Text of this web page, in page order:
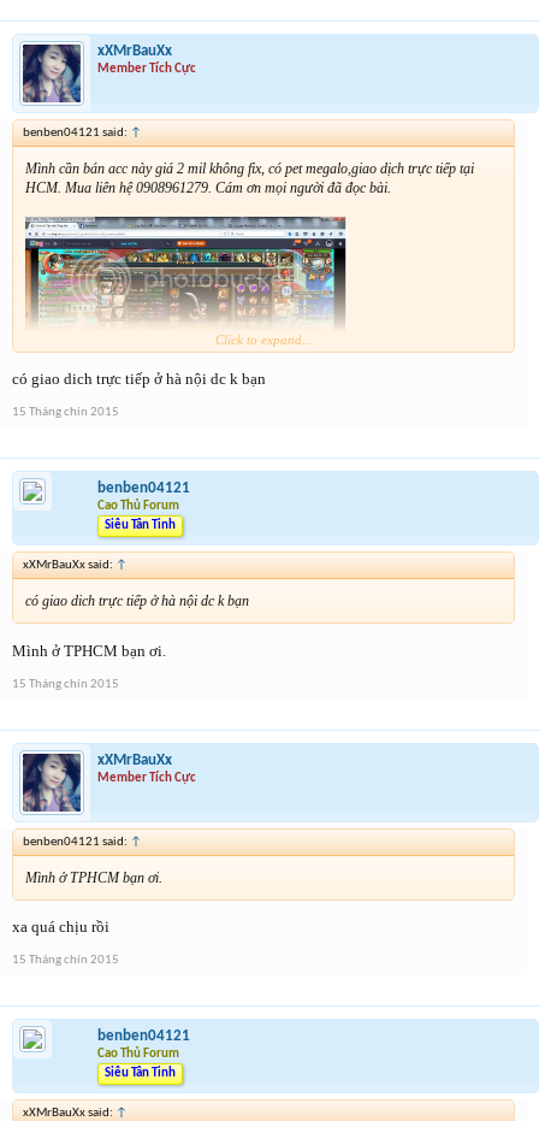
xXMrBauXx
Member Tích Cực
benben04121 said: ↑
Mình cần bán acc này giá 2 mil không fix, có pet megalo,giao dịch trực tiếp tại
HCM. Mua liên hệ 0908961279. Cám ơn mọi người đã đọc bài.
Click to expand...
có giao dich trực tiếp ở hà nội dc k bạn
15 Tháng chín 2015
benben04121
Cao Thủ Forum
Siêu Tân Tinh
xXMrBauXx said: ↑
có giao dich trực tiếp ở hà nội dc k bạn
Mình ở TPHCM bạn ơi.
15 Tháng chín 2015
xXMrBauXx
Member Tích Cực
benben04121 said: ↑
Mình ở TPHCM bạn ơi.
xa quá chịu rồi
15 Tháng chín 2015
benben04121
Cao Thủ Forum
Siêu Tân Tinh
xXMrBauXx said: ↑